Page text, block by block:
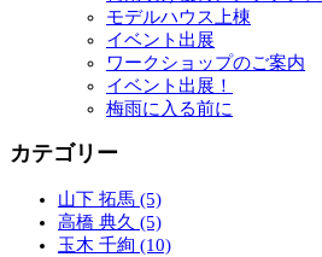
モデルハウス上棟
イベント出展
ワークショップのご案内
イベント出展！
梅雨に入る前に
カテゴリー
山下 拓馬 (5)
高橋 典久 (5)
玉木 千絢 (10)